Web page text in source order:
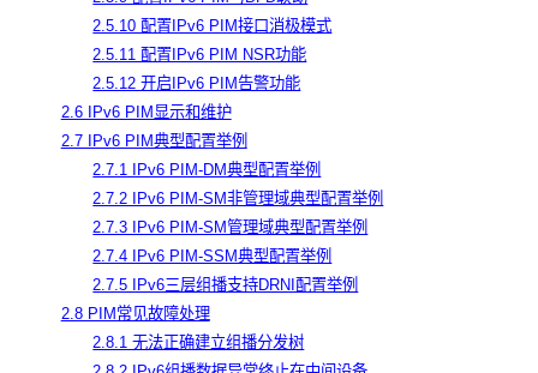
2.5.10 配置IPv6 PIM接口消极模式
2.5.11 配置IPv6 PIM NSR功能
2.5.12 开启IPv6 PIM告警功能
2.6 IPv6 PIM显示和维护
2.7 IPv6 PIM典型配置举例
2.7.1 IPv6 PIM-DM典型配置举例
2.7.2 IPv6 PIM-SM非管理域典型配置举例
2.7.3 IPv6 PIM-SM管理域典型配置举例
2.7.4 IPv6 PIM-SSM典型配置举例
2.7.5 IPv6三层组播支持DRNI配置举例
2.8 PIM常见故障处理
2.8.1 无法正确建立组播分发树